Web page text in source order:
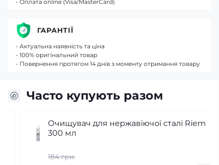
Часто купують разом
Очищувач для нержавіючої сталі Riem
300 мл
184 грн.
- Оплата online (Visa/MasterCard)
ГАРАНТІЇ
- Актуальна наявність та ціна
- 100% оригінальний товар
- Повернення протягом 14 днів з моменту отримання товару